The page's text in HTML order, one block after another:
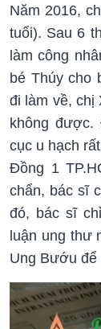
Năm 2016,
tuổi). Sau 6
làm công
bé Thúy cho
đi làm về, chị
không
cục u hạch
Đồng 1
chẩn, bác sĩ
đó, bác sĩ
luận ung thư
Ung Bướu để